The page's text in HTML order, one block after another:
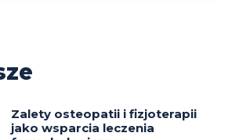
Zalety osteopatii i fizjoterapii
jako wsparcia leczenia